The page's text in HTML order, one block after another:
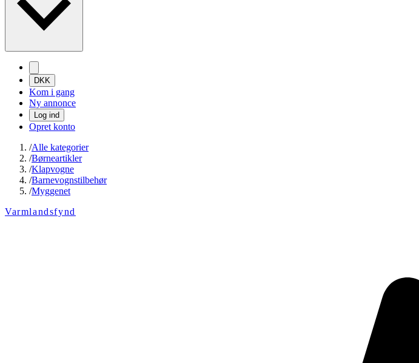
DKK
Kom i gang
Ny annonce
Log ind
Opret konto
/Alle kategorier
/Børneartikler
/Klapvogne
/Barnevognstilbehør
/Myggenet
Varmlandsfynd